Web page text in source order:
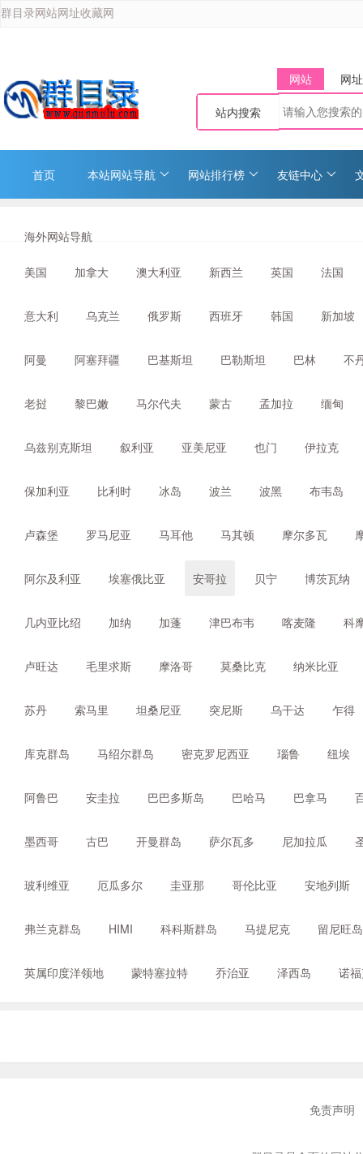
群目录网站网址收藏网
网站 网址
站内搜索
首页 本站网站导航 网站排行榜 友链中心
海外网站导航
美国 加拿大 澳大利亚 新西兰 英国 法国
意大利 乌克兰 俄罗斯 西班牙 韩国 新加坡
阿曼 阿塞拜疆 巴基斯坦 巴勒斯坦 巴林 不
老挝 黎巴嫩 马尔代夫 蒙古 孟加拉 缅甸
乌兹别克斯坦 叙利亚 亚美尼亚 也门 伊拉克
保加利亚 比利时 冰岛 波兰 波黑 布韦岛
卢森堡 罗马尼亚 马耳他 马其顿 摩尔多瓦
阿尔及利亚 埃塞俄比亚 安哥拉 贝宁 博茨瓦纳
几内亚比绍 加纳 加蓬 津巴布韦 喀麦隆 科
卢旺达 毛里求斯 摩洛哥 莫桑比克 纳米比亚
苏丹 索马里 坦桑尼亚 突尼斯 乌干达 乍得
库克群岛 马绍尔群岛 密克罗尼西亚 瑙鲁 纽埃
阿鲁巴 安圭拉 巴巴多斯岛 巴哈马 巴拿马
墨西哥 古巴 开曼群岛 萨尔瓦多 尼加拉瓜
玻利维亚 厄瓜多尔 圭亚那 哥伦比亚 安地列斯
弗兰克群岛 HIMI 科科斯群岛 马提尼克 留尼旺岛
英属印度洋领地 蒙特塞拉特 乔治亚 泽西岛 诺
免责声明